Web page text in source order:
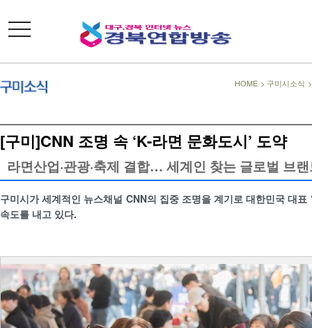
toggle
navigation
HOME > 구미시소식
[구미]CNN 조명 속 ‘K-라면 문화도시’ 도약
라면산업·관광·축제 결합… 세계인 찾는 글로벌 브
구미시가 세계적인 뉴스채널 CNN의 집중 조명을 계기로 대한민국 대표
속도를 내고 있다.